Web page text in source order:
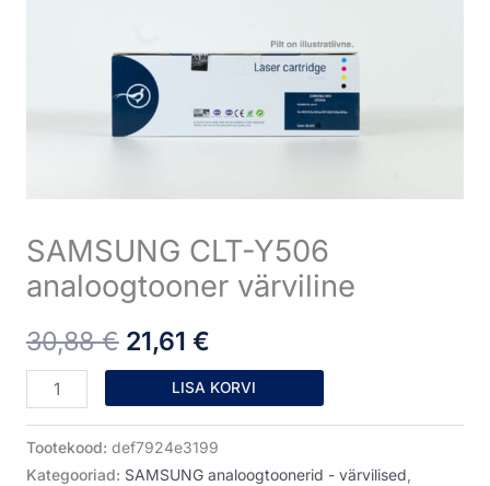
SAMSUNG CLT-Y506
analoogtooner värviline
30,88€
30,88 €.
21,61 €
21,61 €.
LISA KORVI
Tootekood: def7924e3199
Kategooriad: SAMSUNG analoogtoonerid - värvilised